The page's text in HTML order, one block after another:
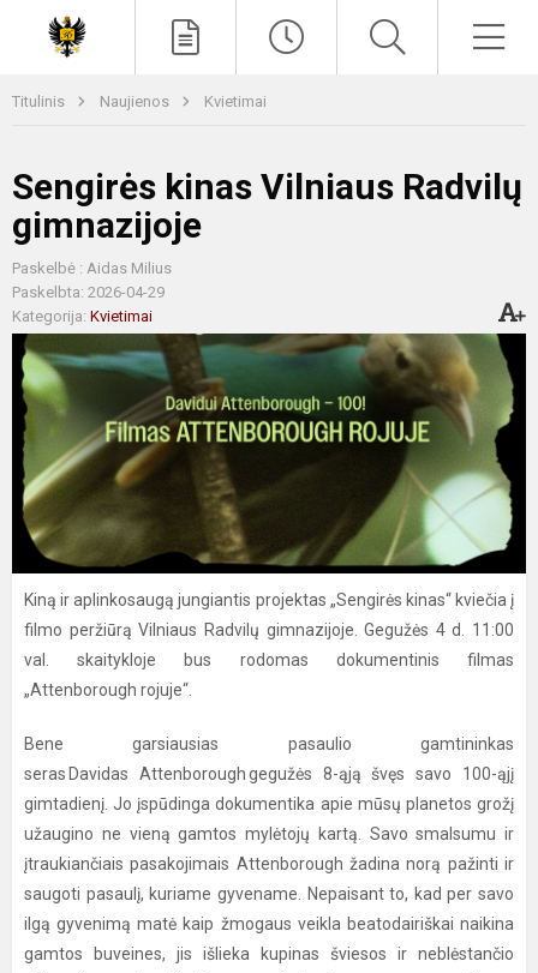
Titulinis Naujienos Kvietimai
Sengirės kinas Vilniaus Radvilų
gimnazijoje
Paskelbė : Aidas Milius
Paskelbta: 2026-04-29
Kategorija: Kvietimai
Kiną ir aplinkosaugą jungiantis projektas „Sengirės kinas“ kviečia į
filmo peržiūrą Vilniaus Radvilų gimnazijoje. Gegužės 4 d. 11:00
val. skaitykloje bus rodomas dokumentinis filmas
„Attenborough rojuje“.
Bene garsiausias pasaulio gamtininkas
seras Davidas Attenborough gegužės 8-ąją švęs savo 100-ąjį
gimtadienį. Jo įspūdinga dokumentika apie mūsų planetos grožį
užaugino ne vieną gamtos mylėtojų kartą. Savo smalsumu ir
įtraukiančiais pasakojimais Attenborough žadina norą pažinti ir
saugoti pasaulį, kuriame gyvename. Nepaisant to, kad per savo
ilgą gyvenimą matė kaip žmogaus veikla beatodairiškai naikina
gamtos buveines, jis išlieka kupinas šviesos ir neblėstančio